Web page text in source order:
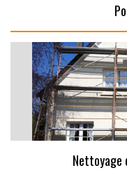
Nettoyage